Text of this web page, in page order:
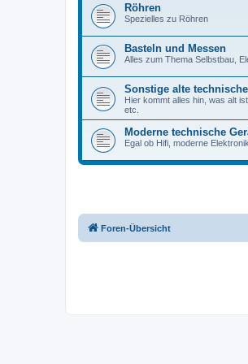
Röhren
Spezielles zu Röhren
Basteln und Messen
Alles zum Thema Selbstbau,
Sonstige alte
Hier kommt alles hin, was alt
etc.
Moderne technische
Egal ob Hifi, moderne
Foren-Übersicht